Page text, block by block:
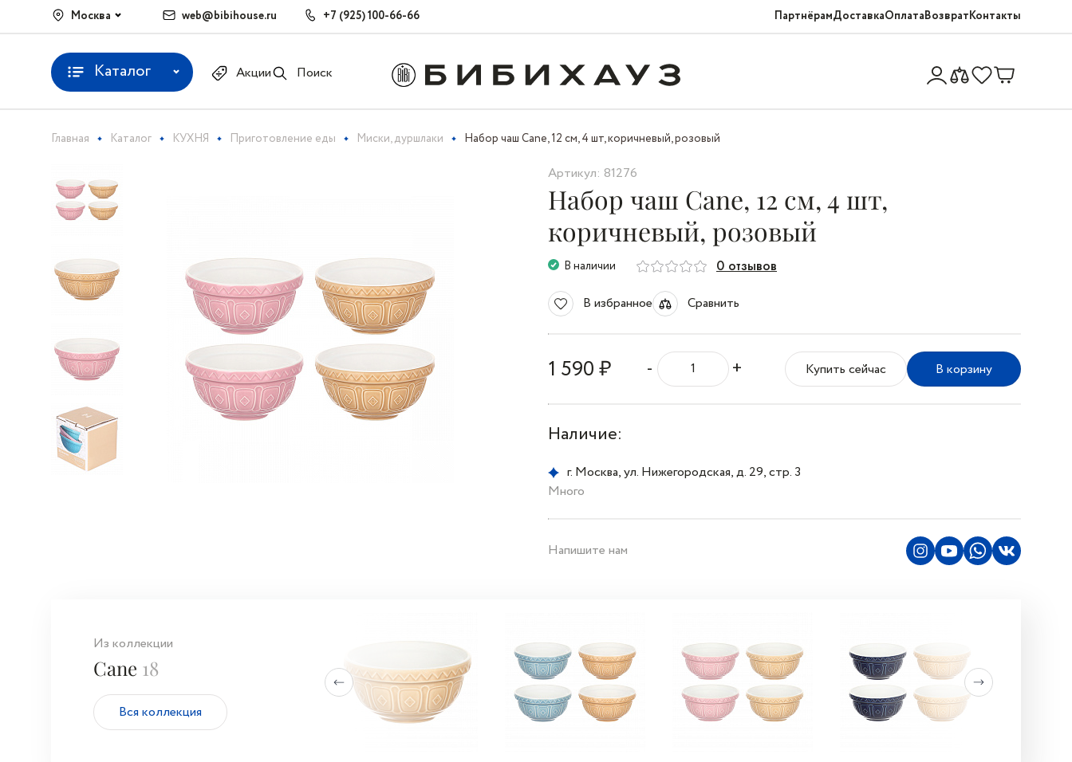
Москва web@bibihouse.ru +7 (925) 100-66-66 ПартнёрамДоставкаОплатаВозвратКонтакты
Каталог Акции Поиск
Главная Каталог КУХНЯ Приготовление еды Миски, дуршлаки Набор чаш Cane, 12 см, 4 шт, коричневый, розовый
Артикул: 81276
Набор чаш Cane, 12 см, 4 шт,
коричневый, розовый
В наличии 0 отзывов
В избранное Сравнить
1 590 ₽ - + Купить сейчас В корзину
Наличие:
г. Москва, ул. Нижегородская, д. 29, стр. 3
Много
Напишите нам
Из коллекции
Cane 18
Вся коллекция